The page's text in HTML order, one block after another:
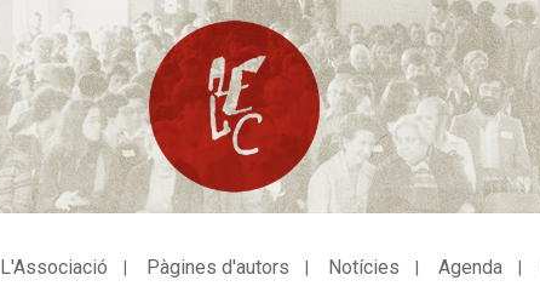
L'Associació Pàgines d'autors Notícies Agenda